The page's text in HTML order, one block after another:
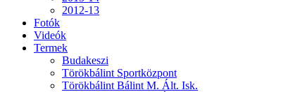
2012-13
Fotók
Videók
Termek
Budakeszi
Törökbálint Sportközpont
Törökbálint Bálint M. Ált. Isk.